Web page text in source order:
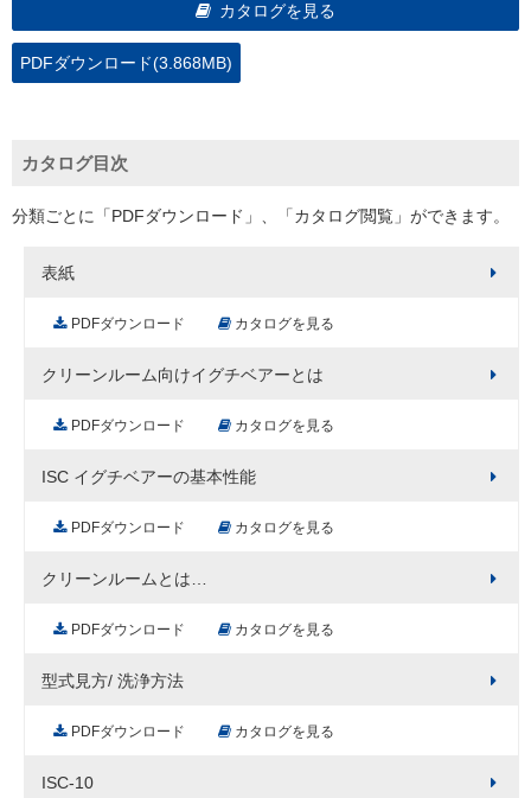
カタログを見る
PDFダウンロード(3.868MB)
カタログ目次
分類ごとに「PDFダウンロード」、「カタログ閲覧」ができます。
表紙
PDFダウンロード カタログを見る
クリーンルーム向けイグチベアーとは
PDFダウンロード カタログを見る
ISC イグチベアーの基本性能
PDFダウンロード カタログを見る
クリーンルームとは…
PDFダウンロード カタログを見る
型式見方/ 洗浄方法
PDFダウンロード カタログを見る
ISC-10